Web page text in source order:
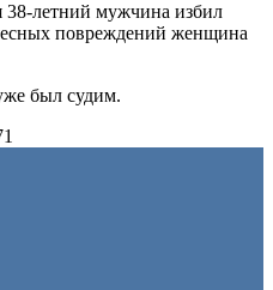
38-летний мужчина избил
повреждений женщина
был судим.